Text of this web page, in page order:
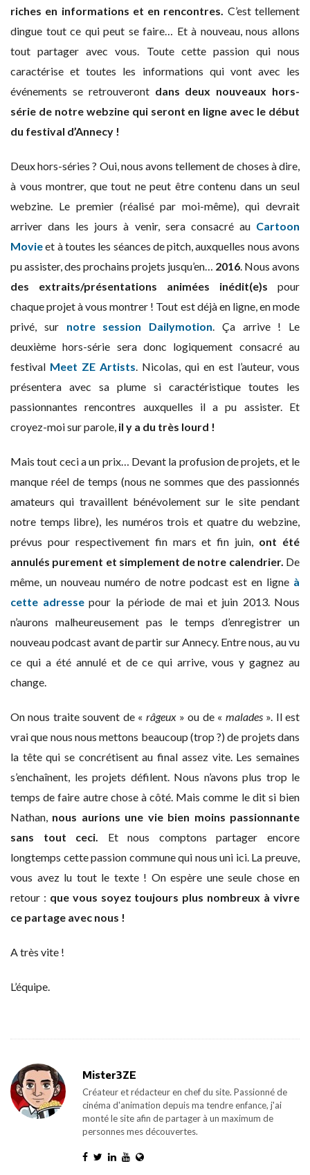
riches en informations et en rencontres. C’est tellement
dingue tout ce qui peut se faire… Et à nouveau, nous allons
tout partager avec vous. Toute cette passion qui nous
caractérise et toutes les informations qui vont avec les
événements se retrouveront dans deux nouveaux hors-
série de notre webzine qui seront en ligne avec le début
du festival d’Annecy !
Deux hors-séries ? Oui, nous avons tellement de choses à dire,
à vous montrer, que tout ne peut être contenu dans un seul
webzine. Le premier (réalisé par moi-même), qui devrait
arriver dans les jours à venir, sera consacré au Cartoon
Movieet à toutes les séances de pitch, auxquelles nous avons
pu assister, des prochains projets jusqu’en… 2016. Nous avons
des extraits/présentations animées inédit(e)s pour
chaque projet à vous montrer ! Tout est déjà en ligne, en mode
privé, sur notre session Dailymotion. Ça arrive ! Le
deuxième hors-série sera donc logiquement consacré au
festival Meet ZE Artists. Nicolas, qui en est l’auteur, vous
présentera avec sa plume si caractéristique toutes les
passionnantes rencontres auxquelles il a pu assister. Et
croyez-moi sur parole, il y a du très lourd !
Mais tout ceci a un prix… Devant la profusion de projets, et le
manque réel de temps (nous ne sommes que des passionnés
amateurs qui travaillent bénévolement sur le site pendant
notre temps libre), les numéros trois et quatre du webzine,
prévus pour respectivement fin mars et fin juin, ont été
annulés purement et simplement de notre calendrier. De
même, un nouveau numéro de notre podcast est en ligne à
cette adressepour la période de mai et juin 2013. Nous
n’aurons malheureusement pas le temps d’enregistrer un
nouveau podcast avant de partir sur Annecy. Entre nous, au vu
ce qui a été annulé et de ce qui arrive, vous y gagnez au
change.
On nous traite souvent de « râgeux» ou de « malades». Il est
vrai que nous nous mettons beaucoup (trop ?) de projets dans
la tête qui se concrétisent au final assez vite. Les semaines
s’enchaînent, les projets défilent. Nous n’avons plus trop le
temps de faire autre chose à côté. Mais comme le dit si bien
Nathan, nous aurions une vie bien moins passionnante
sans tout ceci. Et nous comptons partager encore
longtemps cette passion commune qui nous uni ici. La preuve,
vous avez lu tout le texte ! On espère une seule chose en
retour : que vous soyez toujours plus nombreux à vivre
ce partage avec nous !
A très vite !
L’équipe.
Mister3ZE
Créateur et rédacteur en chef du site. Passionné de
cinéma d'animation depuis ma tendre enfance, j'ai
monté le site afin de partager à un maximum de
personnes mes découvertes.